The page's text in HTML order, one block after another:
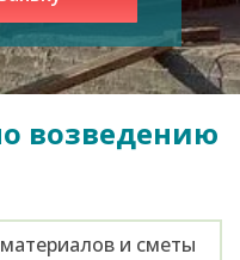
возведению
и сметы